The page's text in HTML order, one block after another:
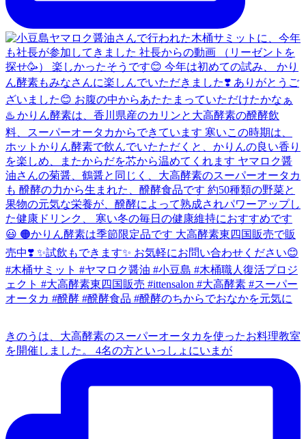
きのうは、大高酵素のスーパーオータカを使ったお料理教室
を開催しました。 4名の方といっしょにいまが